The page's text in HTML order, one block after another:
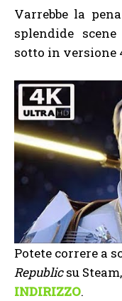
Varrebbe la
splendide
sotto in versione
Potete correre a
Republicsu
INDIRIZZO.